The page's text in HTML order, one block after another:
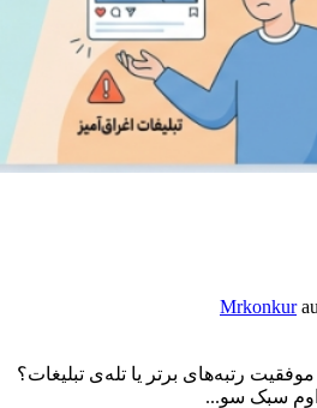
Mrkonkur
رتبه‌های برتر یا تله‌ی تبلیغات؟
سبک سو...